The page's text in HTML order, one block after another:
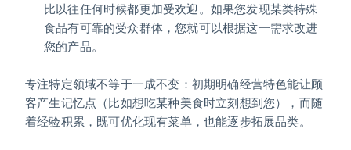
比以往任何时候都更加受欢迎。如果您发现某类特殊
食品有可靠的受众群体，您就可以根据这一需求改进
您的产品。
专注特定领域不等于一成不变：初期明确经营特色能让顾
客产生记忆点（比如想吃某种美食时立刻想到您），而随
着经验积累，既可优化现有菜单，也能逐步拓展品类。